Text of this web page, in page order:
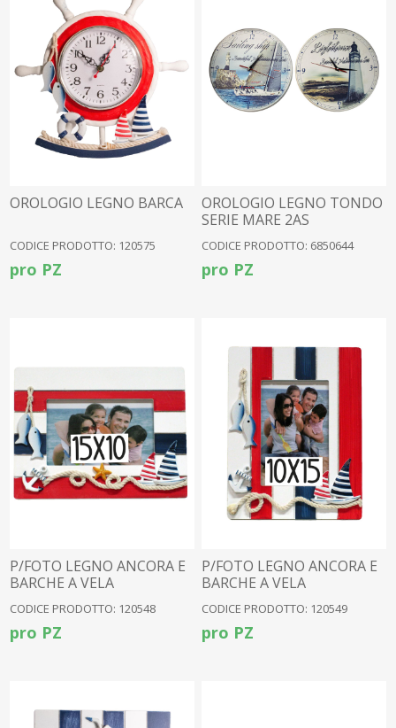
OROLOGIO LEGNO BARCA
CODICE PRODOTTO: 120575
pro PZ
OROLOGIO LEGNO TONDO
SERIE MARE 2AS
CODICE PRODOTTO: 6850644
pro PZ
P/FOTO LEGNO ANCORA E
BARCHE A VELA
CODICE PRODOTTO: 120548
pro PZ
P/FOTO LEGNO ANCORA E
BARCHE A VELA
CODICE PRODOTTO: 120549
pro PZ